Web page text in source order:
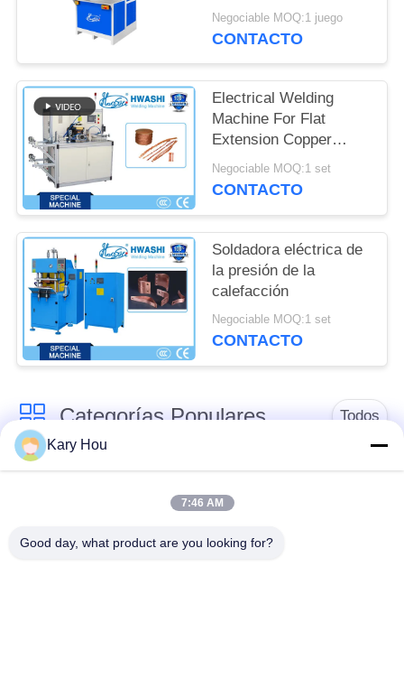
SITIO
POLÍTICAS
DE
PRIVACIDAD
con comutador
automático de
Negociable MOQ:1 juego
CONTACTO
Electrical Welding
Machine For Flat
Extension Copper
Braided Flexible Wire
Connector Welding &
Negociable MOQ:1 set
CONTACTO
Soldadora eléctrica de
la presión de la
calefacción
Negociable MOQ:1 set
CONTACTO
Categorías Populares Todos
Máquina de la
Máquina de soldadura
de malla de alambre
soldadora del
soldadora del
Kary Hou
7:46 AM
Good day, what product are you looking for?